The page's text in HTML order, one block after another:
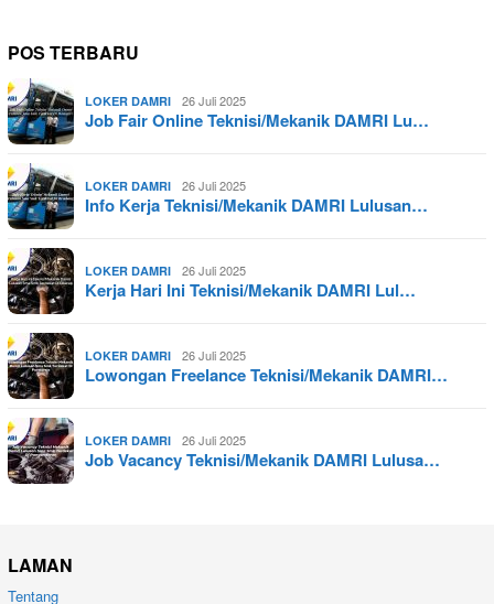
POS TERBARU
LOKER DAMRI 26 Juli 2025
Job Fair Online Teknisi/Mekanik DAMRI Lu…
LOKER DAMRI 26 Juli 2025
Info Kerja Teknisi/Mekanik DAMRI Lulusan…
LOKER DAMRI 26 Juli 2025
Kerja Hari Ini Teknisi/Mekanik DAMRI Lul…
LOKER DAMRI 26 Juli 2025
Lowongan Freelance Teknisi/Mekanik DAMRI…
LOKER DAMRI 26 Juli 2025
Job Vacancy Teknisi/Mekanik DAMRI Lulusa…
LAMAN
Tentang